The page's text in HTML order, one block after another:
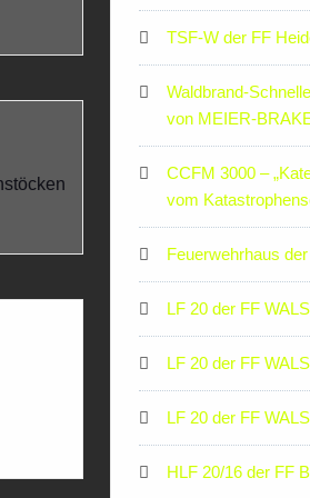
TSF-W der FF
Waldbrand-
von MEIER-
CCFM 3000 –
vom
Feuerwehrhaus
LF 20 der FF
LF 20 der FF
LF 20 der FF
HLF 20/16 der FF